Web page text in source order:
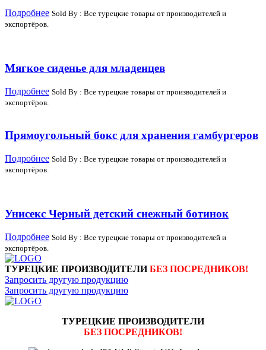
Подробнее Sold By : Все турецкие товары от производителей и
экспортёров.
Мягкое сиденье для младенцев
Подробнее Sold By : Все турецкие товары от производителей и
экспортёров.
Прямоугольный бокс для хранения гамбургеров
Подробнее Sold By : Все турецкие товары от производителей и
экспортёров.
Унисекс Черный детский снежный ботинок
Подробнее Sold By : Все турецкие товары от производителей и
экспортёров.
ТУРЕЦКИЕ ПРОИЗВОДИТЕЛИБЕЗ ПОСРЕДНИКОВ!
Запросить другую продукцию
Запросить другую продукцию
ТУРЕЦКИЕ ПРОИЗВОДИТЕЛИ
БЕЗ ПОСРЕДНИКОВ!